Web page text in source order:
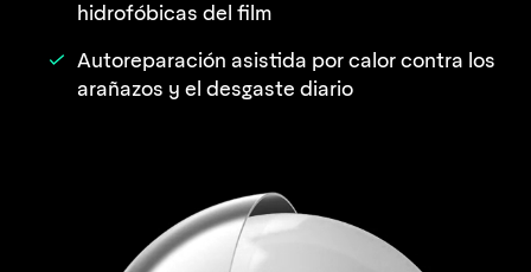
hidrofóbicas del film
Autoreparación asistida por calor contra los
arañazos y el desgaste diario